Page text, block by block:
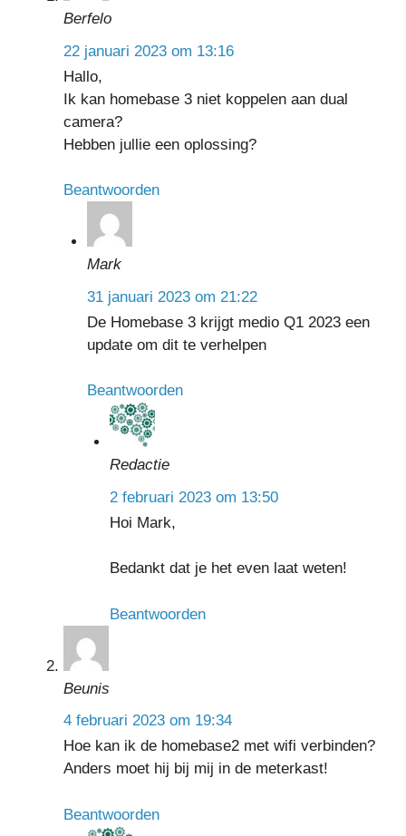
Berfelo
22 januari 2023 om 13:16
Hallo,
Ik kan homebase 3 niet koppelen aan dual
camera?
Hebben jullie een oplossing?
Beantwoorden
Mark
31 januari 2023 om 21:22
De Homebase 3 krijgt medio Q1 2023 een
update om dit te verhelpen
Beantwoorden
Redactie
2 februari 2023 om 13:50
Hoi Mark,
Bedankt dat je het even laat weten!
Beantwoorden
Beunis
4 februari 2023 om 19:34
Hoe kan ik de homebase2 met wifi verbinden?
Anders moet hij bij mij in de meterkast!
Beantwoorden